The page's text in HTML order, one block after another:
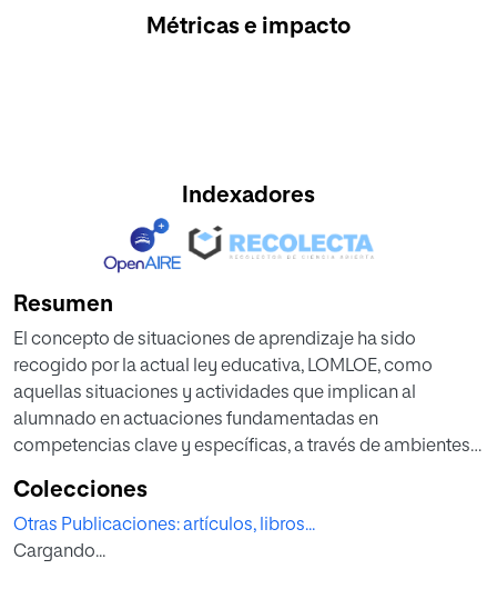
Métricas e impacto
Indexadores
Resumen
El concepto de situaciones de aprendizaje ha sido
recogido por la actual ley educativa, LOMLOE, como
aquellas situaciones y actividades que implican al
alumnado en actuaciones fundamentadas en
competencias clave y específicas, a través de ambientes
objetivo de este trabajo no es otro que interpretar las
diferencias paradigmáticas existentes entre las diferentes
conceptualizaciones teórico-prácticas implementadas en
Colecciones
Otras Publicaciones: artículos, libros...
Cargando...